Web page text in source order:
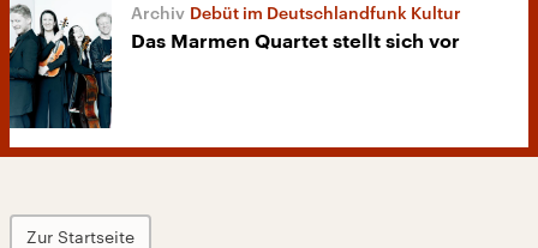
Debüt im Deutschlandfunk Kultur
Das Marmen Quartet stellt sich vor
Zur Startseite